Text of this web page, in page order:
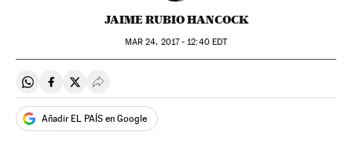
JAIME RUBIO HANCOCK
MAR 24, 2017 - 12:40EDT
Compartir en Whatsapp
Compartir en Facebook
Compartir en Twitter
Desplegar Redes Sociales
Añadir EL PAÍS en Google